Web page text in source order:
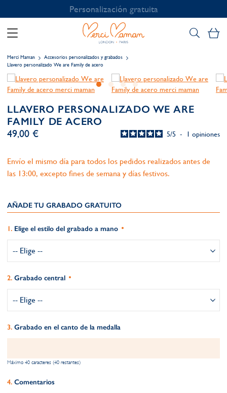
Personalización gratuita
Merci Maman
Accesorios personalizados y grabados
Llavero personalizado We are Family de acero
LLAVERO PERSONALIZADO WE ARE
FAMILY DE ACERO
5/5 - 1 opiniones
49,00 €
Envío el mismo día para todos los pedidos realizados antes de
las 13:00, excepto fines de semana y días festivos.
AÑADE TU GRABADO GRATUITO​
Elige el estilo del grabado a mano
Grabado central
Grabado en el canto de la medalla
Máximo 40 caracteres (40 restantes)
Comentarios